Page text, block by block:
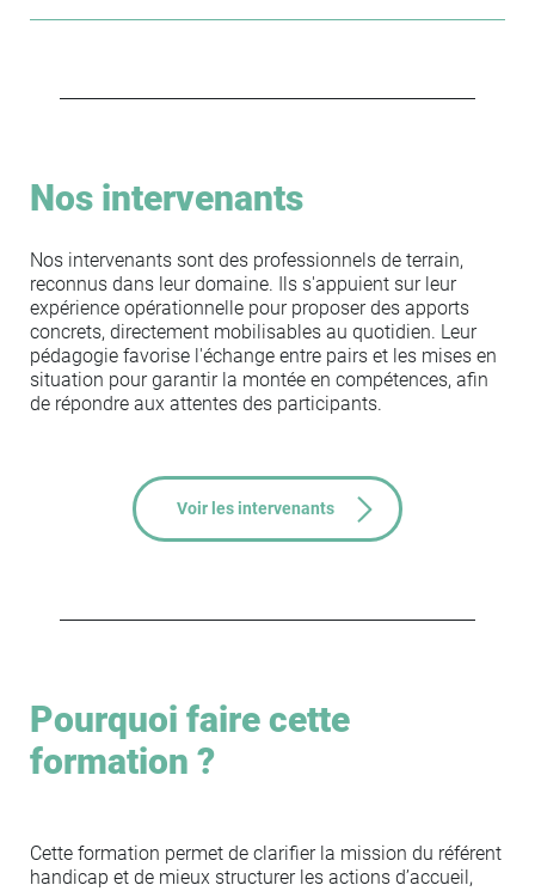
Nos intervenants
Nos intervenants sont des professionnels de terrain,
reconnus dans leur domaine. Ils s'appuient sur leur
expérience opérationnelle pour proposer des apports
concrets, directement mobilisables au quotidien. Leur
pédagogie favorise l'échange entre pairs et les mises en
situation pour garantir la montée en compétences, afin
de répondre aux attentes des participants.
Voir les intervenants
Pourquoi faire cette
formation ?
Cette formation permet de clarifier la mission du référent
handicap et de mieux structurer les actions d’accueil,